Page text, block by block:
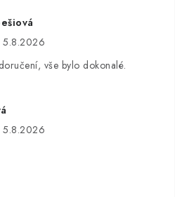
5.8.2026
vše bylo dokonalé.
5.8.2026